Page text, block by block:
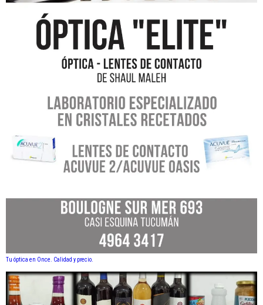
Tu óptica en Once. Calidad y precio.